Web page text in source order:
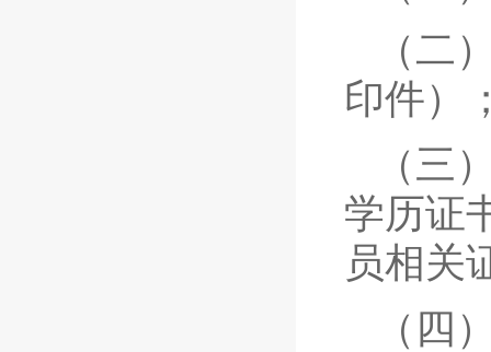
（二
印件）
（三
学历证
员相关
（四